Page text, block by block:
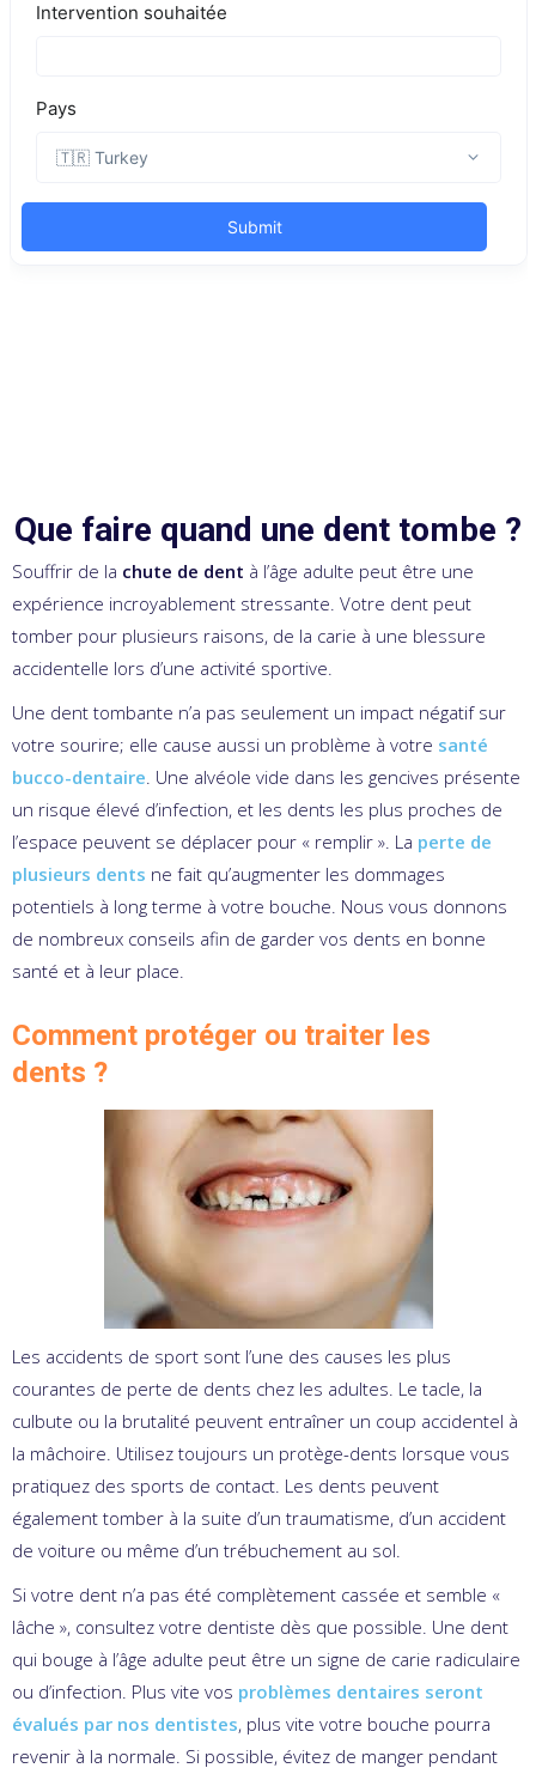
Que faire quand une dent tombe ?
Souffrir de la chute de dent à l’âge adulte peut être une
expérience incroyablement stressante. Votre dent peut
tomber pour plusieurs raisons, de la carie à une blessure
accidentelle lors d’une activité sportive.
Une dent tombante n’a pas seulement un impact négatif sur
votre sourire; elle cause aussi un problème à votre santé
bucco-dentaire. Une alvéole vide dans les gencives présente
un risque élevé d’infection, et les dents les plus proches de
l’espace peuvent se déplacer pour « remplir ». La perte de
plusieurs dents ne fait qu’augmenter les dommages
potentiels à long terme à votre bouche. Nous vous donnons
de nombreux conseils afin de garder vos dents en bonne
santé et à leur place.
Comment protéger ou traiter les
dents ?
Les accidents de sport sont l’une des causes les plus
courantes de perte de dents chez les adultes. Le tacle, la
culbute ou la brutalité peuvent entraîner un coup accidentel à
la mâchoire. Utilisez toujours un protège-dents lorsque vous
pratiquez des sports de contact. Les dents peuvent
également tomber à la suite d’un traumatisme, d’un accident
de voiture ou même d’un trébuchement au sol.
Si votre dent n’a pas été complètement cassée et semble «
lâche », consultez votre dentiste dès que possible. Une dent
qui bouge à l’âge adulte peut être un signe de carie radiculaire
ou d’infection. Plus vite vos problèmes dentaires seront
évalués par nos dentistes, plus vite votre bouche pourra
revenir à la normale. Si possible, évitez de manger pendant